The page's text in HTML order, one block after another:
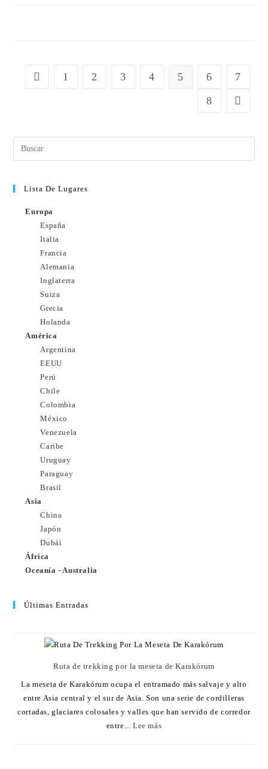
1 2 3 4 5 6
7
8
Lista De Lugares
Europa
España
Italia
Francia
Alemania
Inglaterra
Suiza
Grecia
Holanda
América
Argentina
EEUU
Perú
Chile
Colombia
México
Venezuela
Caribe
Uruguay
Paraguay
Brasil
Asia
China
Japón
Dubái
África
Oceanía - Australia
Últimas Entradas
Ruta de trekking por la meseta de Karakórum
La meseta de Karakórum ocupa el entramado más salvaje y alto
entre Asia central y el sur de Asia. Son una serie de cordilleras
cortadas, glaciares colosales y valles que han servido de corredor
entre...Lee más